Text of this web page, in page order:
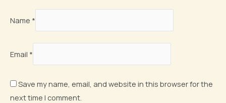
Name *
Email *
Save my name, email, and website in this browser for the
next time I comment.